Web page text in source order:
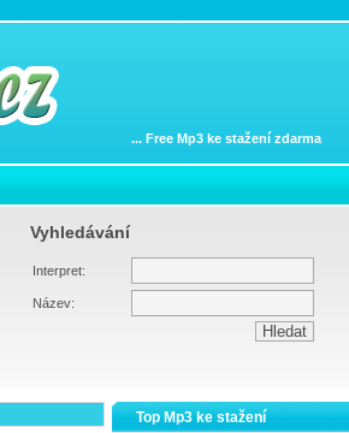
... Free Mp3 ke stažení zdarma
Vyhledávání
Interpret:
Název:
Top Mp3 ke stažení